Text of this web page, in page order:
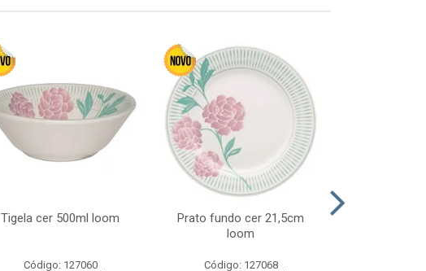
Tigela cer 500ml loom
Código: 127060
Prato fundo cer 21,5cm
loom
Código: 127068